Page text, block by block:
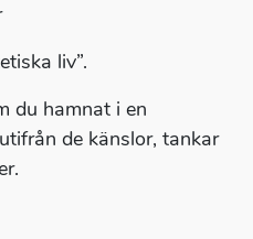
liv”.
du hamnat i en
de känslor, tankar